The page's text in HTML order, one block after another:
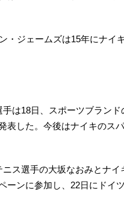
・ジェームズは15年にナイ
は18日、スポーツブラン
表した。今後はナイキのス
ス選手の大坂なおみとナイ
ーンに参加し、22日にドイ